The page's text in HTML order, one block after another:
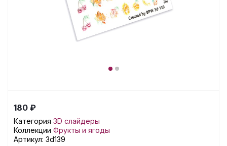
180 ₽
Категория 3D слайдеры
Коллекции Фрукты и ягоды
Артикул: 3d139